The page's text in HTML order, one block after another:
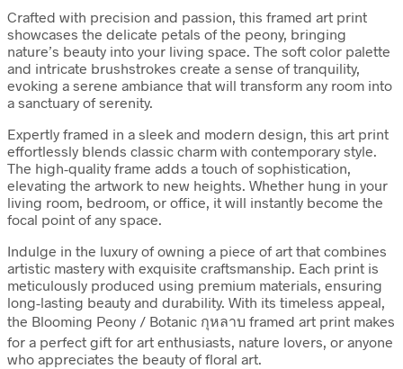
Crafted with precision and passion, this framed art print
showcases the delicate petals of the peony, bringing
nature’s beauty into your living space. The soft color palette
and intricate brushstrokes create a sense of tranquility,
evoking a serene ambiance that will transform any room into
a sanctuary of serenity.
Expertly framed in a sleek and modern design, this art print
effortlessly blends classic charm with contemporary style.
The high-quality frame adds a touch of sophistication,
elevating the artwork to new heights. Whether hung in your
living room, bedroom, or office, it will instantly become the
focal point of any space.
Indulge in the luxury of owning a piece of art that combines
artistic mastery with exquisite craftsmanship. Each print is
meticulously produced using premium materials, ensuring
long-lasting beauty and durability. With its timeless appeal,
the Blooming Peony / Botanic กุหลาบ framed art print makes
for a perfect gift for art enthusiasts, nature lovers, or anyone
who appreciates the beauty of floral art.